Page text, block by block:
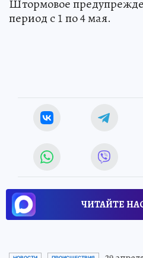
Штормовое
период с 1 по 4 мая.
ЧИТАЙТЕ